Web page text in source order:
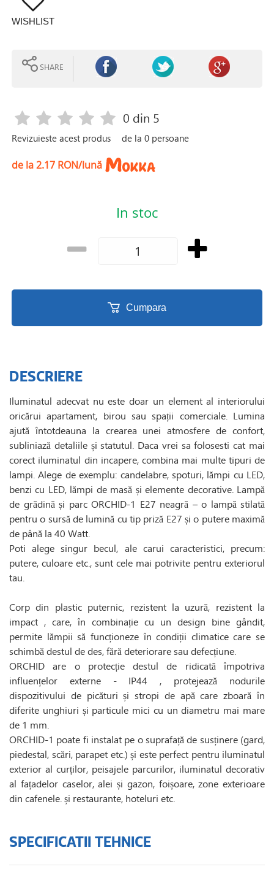
WISHLIST
SHARE
Revizuieste acest produs
0 din 5
de la0 persoane
de la 2.17 RON/lună
In stoc
Cumpara
DESCRIERE
Iluminatul adecvat nu este doar un element al interiorului
oricărui apartament, birou sau spații comerciale. Lumina
ajută întotdeauna la crearea unei atmosfere de confort,
subliniază detaliile și statutul. Daca vrei sa folosesti cat mai
corect iluminatul din incapere, combina mai multe tipuri de
lampi. Alege de exemplu: candelabre, spoturi, lămpi cu LED,
benzi cu LED, lămpi de masă și elemente decorative. Lampă
de grădină și parc ORCHID-1 E27 neagră – o lampă stilată
pentru o sursă de lumină cu tip priză E27 și o putere maximă
de până la 40 Watt.
Poti alege singur becul, ale carui caracteristici, precum:
putere, culoare etc., sunt cele mai potrivite pentru exteriorul
tau.
Corp din plastic puternic, rezistent la uzură, rezistent la
impact , care, în combinație cu un design bine gândit,
permite lămpii să funcționeze în condiții climatice care se
schimbă destul de des, fără deteriorare sau defecțiune.
ORCHID are o protecție destul de ridicată împotriva
influențelor externe - IP44 , protejează nodurile
dispozitivului de picături și stropi de apă care zboară în
diferite unghiuri și particule mici cu un diametru mai mare
de 1 mm.
ORCHID-1 poate fi instalat pe o suprafață de susținere (gard,
piedestal, scări, parapet etc.) și este perfect pentru iluminatul
exterior al curților, peisajele parcurilor, iluminatul decorativ
al fațadelor caselor, alei și gazon, foișoare, zone exterioare
din cafenele. și restaurante, hoteluri etc.
SPECIFICATII TEHNICE